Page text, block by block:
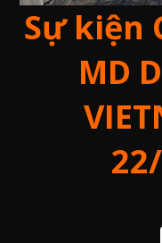
Sự kiện
MD